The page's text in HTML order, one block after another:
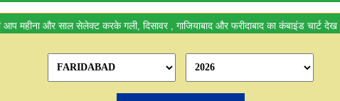
आप महीना और साल सेलेक्ट करके गली, दिसावर , गाजियाबाद और फरीदाबाद का कंबाइंड चार्ट